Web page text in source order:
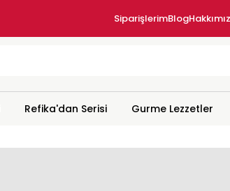
SiparişlerimBlog
Refika'dan Serisi Gurme Lezzetler